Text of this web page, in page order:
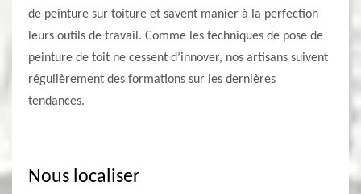
de peinture sur toiture et savent manier à la perfection
leurs outils de travail. Comme les techniques de pose de
peinture de toit ne cessent d’innover, nos artisans suivent
régulièrement des formations sur les dernières
tendances.
Nous localiser